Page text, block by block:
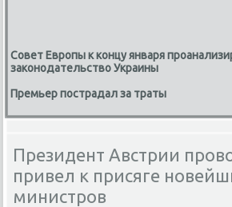
Совет Европы к концу января
законодательство Украины
Премьер пострадал за траты
Президент Австрии
привел к присяге
министров